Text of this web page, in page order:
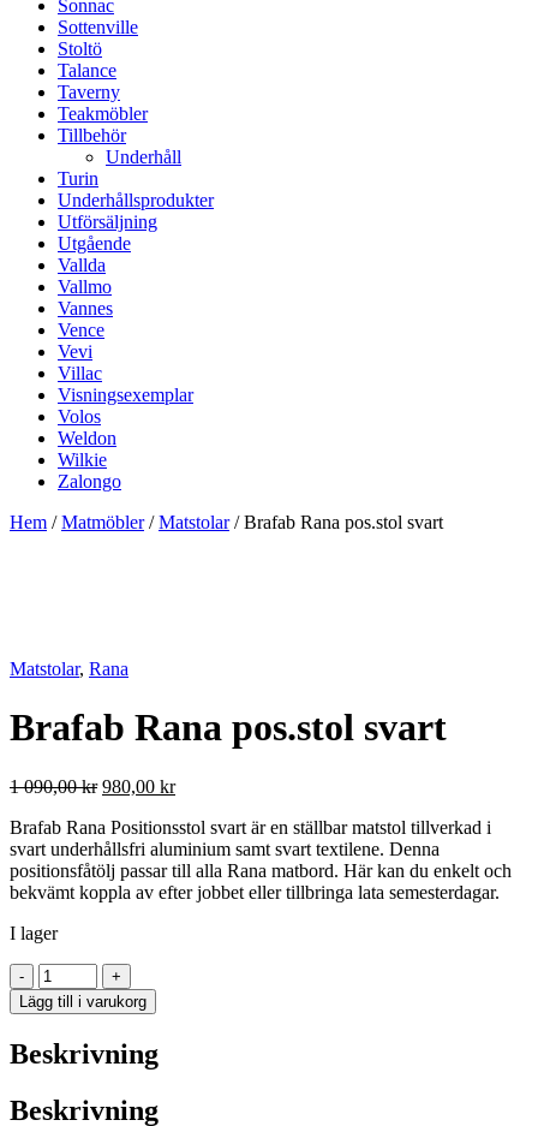
Sonnac
Sottenville
Stoltö
Talance
Taverny
Teakmöbler
Tillbehör
Underhåll
Turin
Underhållsprodukter
Utförsäljning
Utgående
Vallda
Vallmo
Vannes
Vence
Vevi
Villac
Visningsexemplar
Volos
Weldon
Wilkie
Zalongo
Hem /Matmöbler/Matstolar/ Brafab Rana pos.stol svart
Matstolar, Rana
Brafab Rana pos.stol svart
1 090,00kr Det
priset
var:
1
090,00 kr.
980,00 krDet
priset
är:
980,00 kr.
Brafab Rana Positionsstol svart är en ställbar matstol tillverkad i
svart underhållsfri aluminium samt svart textilene. Denna
positionsfåtölj passar till alla Rana matbord. Här kan du enkelt och
bekvämt koppla av efter jobbet eller tillbringa lata semesterdagar.
I lager
-
Brafab
Rana
pos.stol
mängd
+
Lägg till i varukorg
Beskrivning
Beskrivning